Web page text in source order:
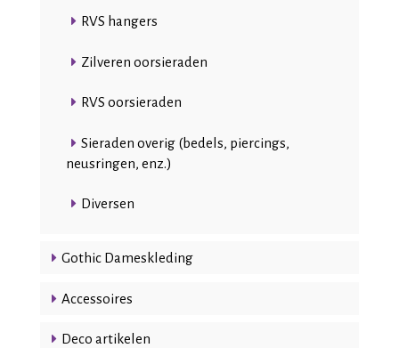
RVS hangers
Zilveren oorsieraden
RVS oorsieraden
Sieraden overig (bedels, piercings,
neusringen, enz.)
Diversen
Gothic Dameskleding
Accessoires
Deco artikelen